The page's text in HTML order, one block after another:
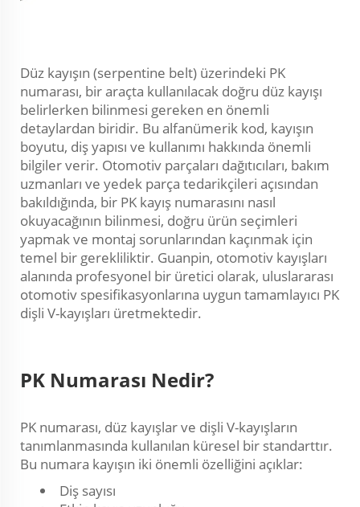
Düz kayışın (serpentine belt) üzerindeki PK
numarası, bir araçta kullanılacak doğru düz kayışı
belirlerken bilinmesi gereken en önemli
detaylardan biridir. Bu alfanümerik kod, kayışın
boyutu, diş yapısı ve kullanımı hakkında önemli
bilgiler verir. Otomotiv parçaları dağıtıcıları, bakım
uzmanları ve yedek parça tedarikçileri açısından
bakıldığında, bir PK kayış numarasını nasıl
okuyacağının bilinmesi, doğru ürün seçimleri
yapmak ve montaj sorunlarından kaçınmak için
temel bir gerekliliktir. Guanpin, otomotiv kayışları
alanında profesyonel bir üretici olarak, uluslararası
otomotiv spesifikasyonlarına uygun tamamlayıcı PK
dişli V-kayışları üretmektedir.
PK Numarası Nedir?
PK numarası, düz kayışlar ve dişli V-kayışların
tanımlanmasında kullanılan küresel bir standarttır.
Bu numara kayışın iki önemli özelliğini açıklar:
Diş sayısı